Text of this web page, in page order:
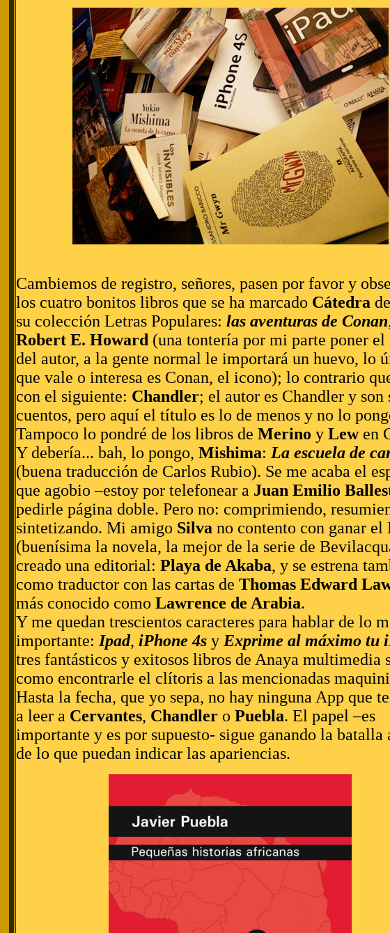
Cambiemos de registro, señores, pasen por favor y
los cuatro bonitos libros que se ha marcado Cátedra
su colección Letras Populares: las aventuras de Conan
Robert E. Howard (una tontería por mi parte poner el
del autor, a la gente normal le importará un huevo, lo
que vale o interesa es Conan, el icono); lo contrario
con el siguiente: Chandler; el autor es Chandler y son
cuentos, pero aquí el título es lo de menos y no lo
Tampoco lo pondré de los libros de Merino y Lewen
Y debería... bah, lo pongo, Mishima: La escuela de
(buena traducción de Carlos Rubio). Se me acaba el
que agobio –estoy por telefonear a Juan Emilio
pedirle página doble. Pero no: comprimiendo,
sintetizando. Mi amigo Silva no contento con ganar el
(buenísima la novela, la mejor de la serie de
creado una editorial: Playa de Akaba, y se estrena
como traductor con las cartas de Thomas Edward
más conocido como Lawrence de Arabia.
Y me quedan trescientos caracteres para hablar de lo
importante:Ipad, iPhone 4s y Exprime al máximo tu
tres fantásticos y exitosos libros de Anaya multimedia
como encontrarle el clítoris a las mencionadas
Hasta la fecha, que yo sepa, no hay ninguna App que
a leer a Cervantes, Chandler o Puebla. El papel –es
importante y es por supuesto- sigue ganando la batalla
de lo que puedan indicar las apariencias.